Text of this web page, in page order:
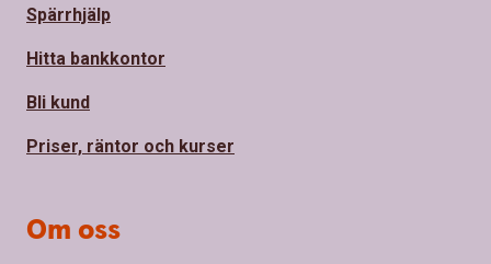
Spärrhjälp
Hitta bankkontor
Bli kund
Priser, räntor och kurser
Om oss